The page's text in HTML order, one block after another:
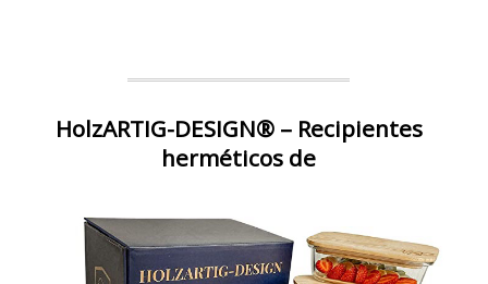
HolzARTIG-DESIGN® – Recipientes
herméticos de